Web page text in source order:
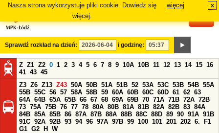
Nasza strona wykorzystuje pliki cookie. Dowiedz się
więcej.
więcej x
Sprawdź rozkład na dzień: i godzinę:
Z Z1 Z2 0 1 2 3 4 5 6 7 8 9 10A 10B 11 12 13 14 15 16
41 43 45
Z3 Z6 Z13 Z43 50A 50B 51A 51B 52 53A 53C 53B 54B 55A
55B 55C 56 57 58A 58B 59 60A 60B 60C 60D 61 62 63
64A 64B 65A 65B 66 67 68 69A 69B 70 71A 71B 72A 72B
73 75A 75B 76 77 78 80A 80B 81A 81B 82A 82B 83 84A
84B 85A 85B 86 87A 87B 88A 88B 88C 88D 89 90 91A 91B
91C 92A 92B 93 94 96 97A 97B 99 100 101 201 202 6.
F1
G1 G2 H
W